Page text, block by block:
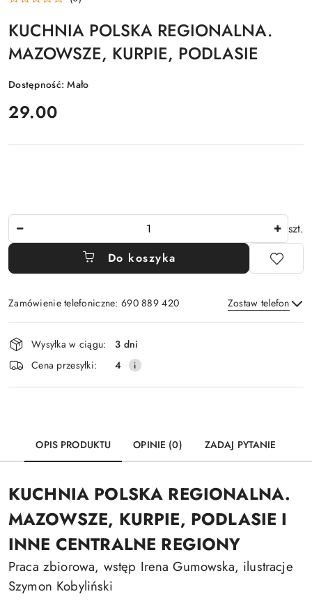
KUCHNIA POLSKA REGIONALNA.
MAZOWSZE, KURPIE, PODLASIE
Dostępność:Mało
cena:
29.00
szt.
Do koszyka
Zamówienie telefoniczne: 690 889 420 Zostaw telefon
Wyślij
Dostępność
i
dostawa
Wysyłka w ciągu:
3 dni
Cena przesyłki:
4
OPIS PRODUKTU OPINIE (0) ZADAJ PYTANIE
KUCHNIA POLSKA REGIONALNA.
MAZOWSZE, KURPIE, PODLASIE I
INNE CENTRALNE REGIONY
Praca zbiorowa, wstęp Irena Gumowska, ilustracje
Szymon Kobyliński